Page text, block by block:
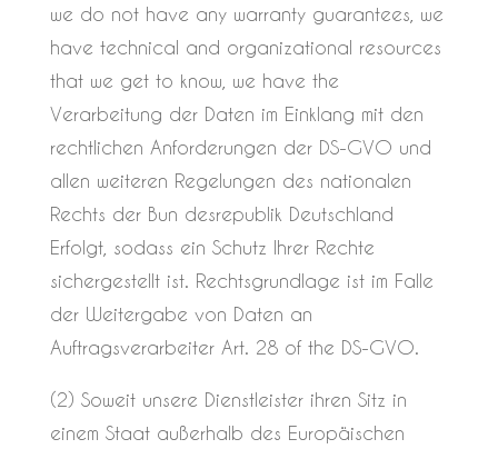
we do not have any warranty guarantees, we
have technical and organizational resources
that we get to know, we have the
Verarbeitung der Daten im Einklang mit den
rechtlichen Anforderungen der DS-GVO und
allen weiteren Regelungen des nationalen
Rechts der Bun desrepublik Deutschland
Erfolgt, sodass ein Schutz Ihrer Rechte
sichergestellt ist. Rechtsgrundlage ist im Falle
der Weitergabe von Daten an
Auftragsverarbeiter Art. 28 of the DS-GVO.
(2) Soweit unsere Dienstleister ihren Sitz in
einem Staat außerhalb des Europäischen